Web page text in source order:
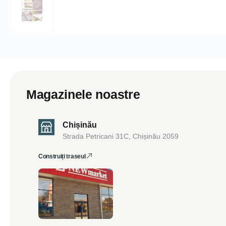
Magazinele noastre
Chișinău
Strada Petricani 31C, Chișinău 2059
Construiți traseul